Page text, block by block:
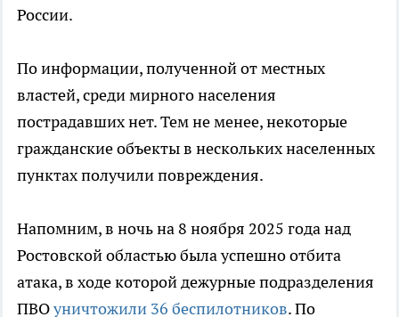
России.
По информации, полученной от местных
властей, среди мирного населения
пострадавших нет. Тем не менее, некоторые
гражданские объекты в нескольких населенных
пунктах получили повреждения.
Напомним, в ночь на 8 ноября 2025 года над
Ростовской областью была успешно отбита
атака, в ходе которой дежурные подразделения
ПВОуничтожили 36 беспилотников. По